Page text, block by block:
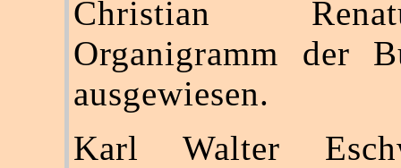
Christian
Organigramm der
ausgewiesen.
Karl Walter